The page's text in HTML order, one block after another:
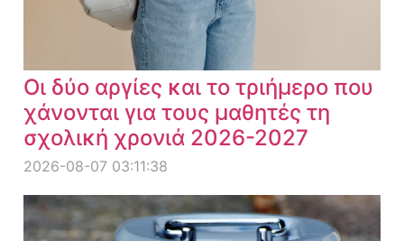
Οι δύο αργίες και το τριήμερο που
χάνονται για τους μαθητές τη
σχολική χρονιά 2026-2027
2026-08-07 03:11:38